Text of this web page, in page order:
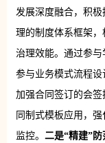
发展深度融合，积
理的制度体系框架
治理效能。通过参与
参与业务模式流程设
加强合同签订的会
同制式模板应用，
监控。 二是“精建”防